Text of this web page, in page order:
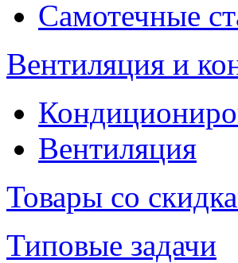
Самотечные
Вентиляция и
Вентиляция
Товары со
Типовые задачи